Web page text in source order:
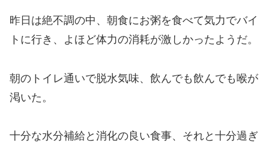
昨日は絶不調の中、朝食にお粥を食べて気力でバイ
トに行き、よほど体力の消耗が激しかったようだ。
朝のトイレ通いで脱水気味、飲んでも飲んでも喉が
渇いた。
十分な水分補給と消化の良い食事、それと十分過ぎ